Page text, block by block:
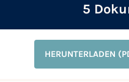
5
HERUNTERLADEN